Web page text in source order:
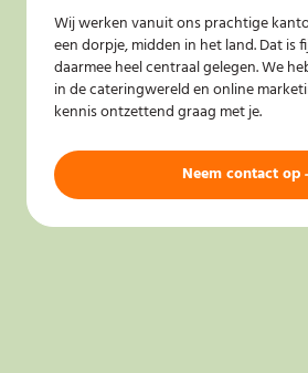
Wij werken vanuit ons prachtige
een dorpje, midden in het land. Dat is
daarmee heel centraal gelegen. We
in de cateringwereld en online
kennis ontzettend graag met je.
Neem contact op